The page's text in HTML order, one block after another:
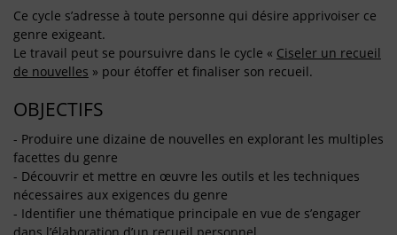
Ce cycle s’adresse à toute personne qui désire apprivoiser ce
genre exigeant.
Le travail peut se poursuivre dans le cycle « Ciseler un recueil
de nouvelles » pour étoffer et finaliser son recueil.
OBJECTIFS
- Produire une dizaine de nouvelles en explorant les multiples
facettes du genre
- Découvrir et mettre en œuvre les outils et les techniques
nécessaires aux exigences du genre
- Identifier une thématique principale en vue de s’engager
dans l’élaboration d’un recueil personnel